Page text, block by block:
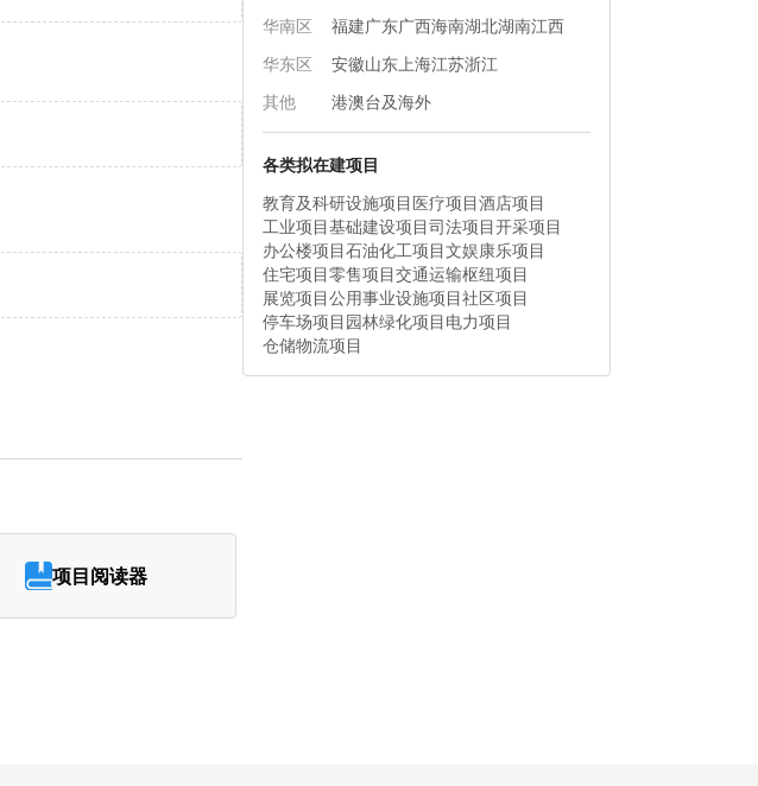
项目阅读器
华南区
福建广东广西海南湖北湖南江西
华东区
安徽山东上海江苏浙江
其他
港澳台及海外
各类拟在建项目
教育及科研设施项目医疗项目酒店项目
工业项目基础建设项目司法项目开采项目
办公楼项目石油化工项目文娱康乐项目
住宅项目零售项目交通运输枢纽项目
展览项目公用事业设施项目社区项目
停车场项目园林绿化项目电力项目
仓储物流项目